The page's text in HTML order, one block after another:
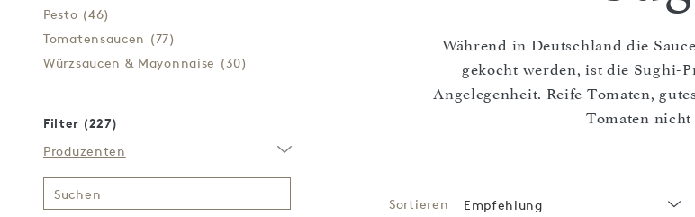
Während in Deutschland die
gekocht werden, ist die Sughi-
Angelegenheit. Reife Tomaten,
Tomaten
Sortieren Empfehlung
Pesto (46)
Tomatensaucen (77)
Würzsaucen & Mayonnaise (30)
Filter (227)
Produzenten
Suchen